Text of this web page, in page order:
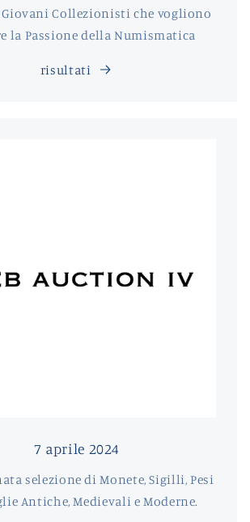
Giovani Collezionisti che vogliono
la Passione della Numismatica
risultati
7 aprile 2024
selezione di Monete, Sigilli, Pesi
Antiche, Medievali e Moderne.